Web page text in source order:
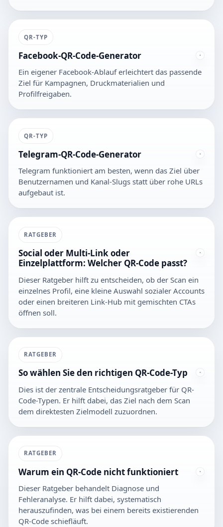
QR-TYP
Facebook-QR-Code-Generator
Ein eigener Facebook-Ablauf erleichtert das passende
Ziel für Kampagnen, Druckmaterialien und
Profilfreigaben.
QR-TYP
Telegram-QR-Code-Generator
Telegram funktioniert am besten, wenn das Ziel über
Benutzernamen und Kanal-Slugs statt über rohe URLs
aufgebaut ist.
RATGEBER
Social oder Multi-Link oder
Einzelplattform: Welcher QR-Code passt?
Dieser Ratgeber hilft zu entscheiden, ob der Scan ein
einzelnes Profil, eine kleine Auswahl sozialer Accounts
oder einen breiteren Link-Hub mit gemischten CTAs
öffnen soll.
RATGEBER
So wählen Sie den richtigen QR-Code-Typ
Dies ist der zentrale Entscheidungsratgeber für QR-
Code-Typen. Er hilft dabei, das Ziel nach dem Scan
dem direktesten Zielmodell zuzuordnen.
RATGEBER
Warum ein QR-Code nicht funktioniert
Dieser Ratgeber behandelt Diagnose und
Fehleranalyse. Er hilft dabei, systematisch
herauszufinden, was bei einem bereits existierenden
QR-Code schiefläuft.